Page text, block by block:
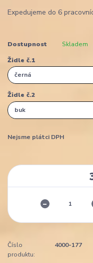
Expedujeme do 6
Dostupnost Skladem
Židle č.1
Židle č.2
Nejsme plátci DPH
Číslo
produktu:
4000-177